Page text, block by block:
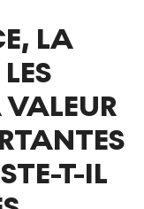
LA
VALEUR
T-IL